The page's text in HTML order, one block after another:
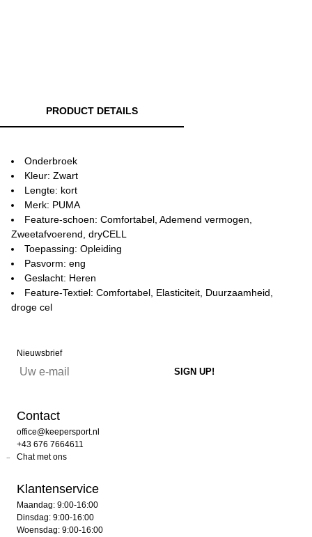
PRODUCT DETAILS
Onderbroek
Kleur: Zwart
Lengte: kort
Merk: PUMA
Feature-schoen: Comfortabel, Ademend vermogen,
Zweetafvoerend, dryCELL
Toepassing: Opleiding
Pasvorm: eng
Geslacht: Heren
Feature-Textiel: Comfortabel, Elasticiteit, Duurzaamheid,
droge cel
Nieuwsbrief
Contact
office@keepersport.nl
+43 676 7664611
Chat met ons
Klantenservice
Maandag: 9:00-16:00
Dinsdag: 9:00-16:00
Woensdag: 9:00-16:00